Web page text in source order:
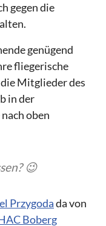
gegen die
genügend
fliegerische
Mitglieder des
in der
oben
😉
Przygodada von
Boberg